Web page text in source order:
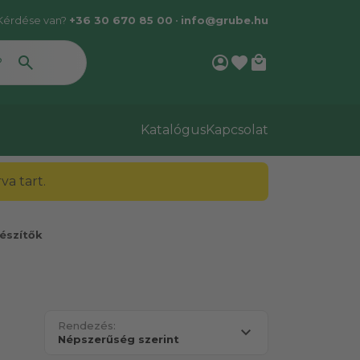
van? +36 30 670 85 00 • info@grube.hu
account_circlefavorite local_mall
KatalógusKapcsolat
tart.
Rendezés: